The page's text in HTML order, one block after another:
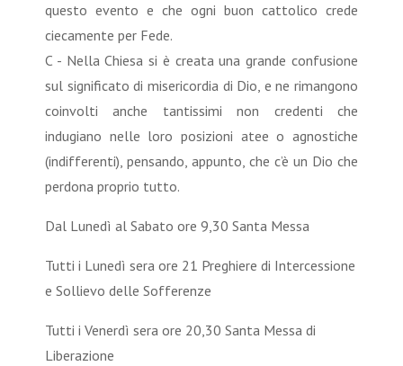
questo evento e che ogni buon cattolico crede
ciecamente per Fede.
C - Nella Chiesa si è creata una grande confusione
sul significato di misericordia di Dio, e ne rimangono
coinvolti anche tantissimi non credenti che
indugiano nelle loro posizioni atee o agnostiche
(indifferenti), pensando, appunto, che c’è un Dio che
perdona proprio tutto.
Dal Lunedì al Sabato ore 9,30 Santa Messa
Tutti i Lunedì sera ore 21 Preghiere di Intercessione
e Sollievo delle Sofferenze
Tutti i Venerdì sera ore 20,30 Santa Messa di
Liberazione